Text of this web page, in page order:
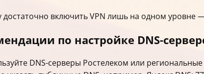
достаточно включить VPN лишь на одном уровне
по настройке DNS-
DNS-серверы Ростелеком или